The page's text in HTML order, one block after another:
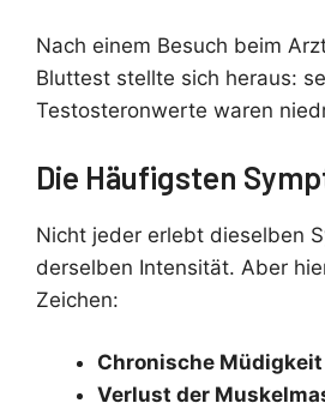
Nach einem Besuch beim
Bluttest stellte sich heraus:
Testosteronwerte waren
Die Häufigsten
Nicht jeder erlebt dieselben
derselben Intensität. Aber
Zeichen:
Chronische Müdigkeit
Verlust der